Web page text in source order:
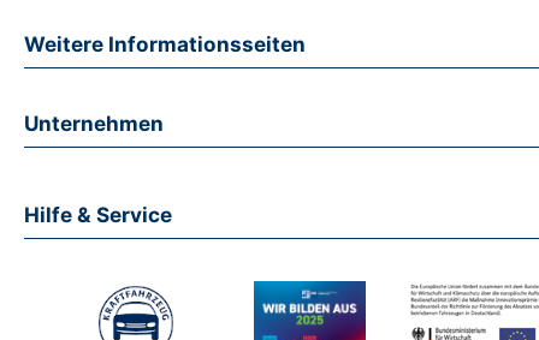
Weitere Informationsseiten
Unternehmen
Hilfe & Service